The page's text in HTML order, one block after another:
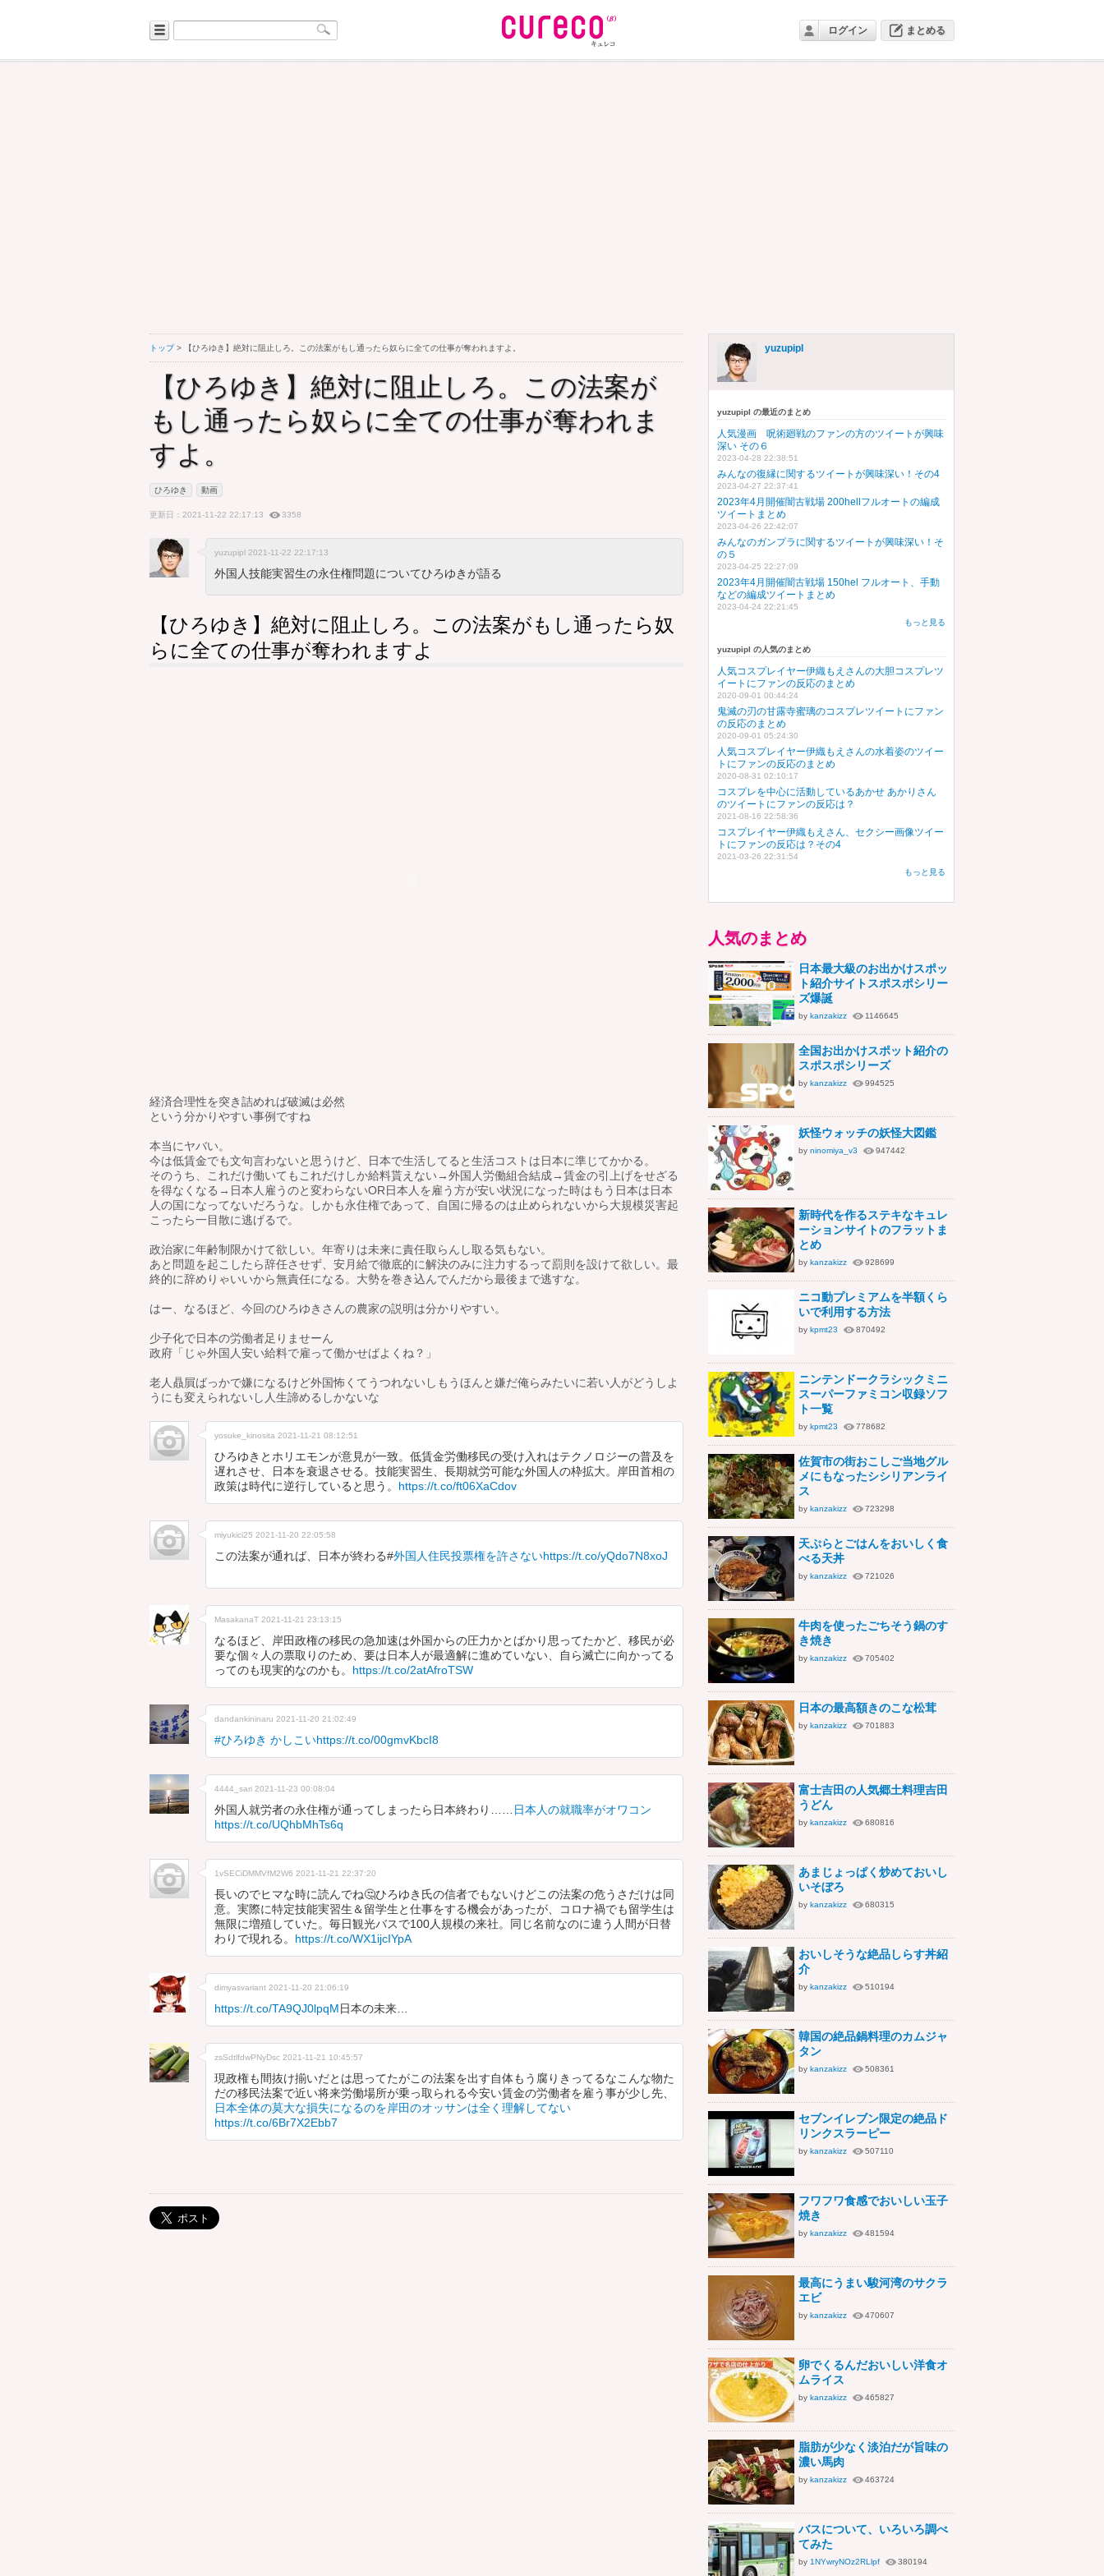
ログイン まとめる
トップ> 【ひろゆき】絶対に阻止しろ。この法案がもし通ったら奴らに全ての仕事が奪われますよ。
【ひろゆき】絶対に阻止しろ。この法案が
もし通ったら奴らに全ての仕事が奪われま
すよ。
ひろゆき 動画
更新日：2021-11-22 22:17:13 3358
yuzupipl 2021-11-22 22:17:13
外国人技能実習生の永住権問題についてひろゆきが語る
【ひろゆき】絶対に阻止しろ。この法案がもし通ったら奴
らに全ての仕事が奪われますよ
経済合理性を突き詰めれば破滅は必然
という分かりやすい事例ですね
本当にヤバい。
今は低賃金でも文句言わないと思うけど、日本で生活してると生活コストは日本に準じてかかる。
そのうち、これだけ働いてもこれだけしか給料貰えない→外国人労働組合結成→賃金の引上げをせざる
を得なくなる→日本人雇うのと変わらないOR日本人を雇う方が安い状況になった時はもう日本は日本
人の国になってないだろうな。しかも永住権であって、自国に帰るのは止められないから大規模災害起
こったら一目散に逃げるで。
政治家に年齢制限かけて欲しい。年寄りは未来に責任取らんし取る気もない。
あと問題を起こしたら辞任させず、安月給で徹底的に解決のみに注力するって罰則を設けて欲しい。最
終的に辞めりゃいいから無責任になる。大勢を巻き込んでんだから最後まで逃すな。
はー、なるほど、今回のひろゆきさんの農家の説明は分かりやすい。
少子化で日本の労働者足りませーん
政府「じゃ外国人安い給料で雇って働かせばよくね？」
老人贔屓ばっかで嫌になるけど外国怖くてうつれないしもうほんと嫌だ俺らみたいに若い人がどうしよ
うにも変えられないし人生諦めるしかないな
yosuke_kinosita 2021-11-21 08:12:51
ひろゆきとホリエモンが意見が一致。低賃金労働移民の受け入れはテクノロジーの普及を
遅れさせ、日本を衰退させる。技能実習生、長期就労可能な外国人の枠拡大。岸田首相の
政策は時代に逆行していると思う。 https://t.co/ft06XaCdov
miyukici25 2021-11-20 22:05:58
この法案が通れば、日本が終わる#外国人住民投票権を許さないhttps://t.co/yQdo7N8xoJ
MasakanaT 2021-11-21 23:13:15
なるほど、岸田政権の移民の急加速は外国からの圧力かとばかり思ってたかど、移民が必
要な個々人の票取りのため、要は日本人が最適解に進めていない、自ら滅亡に向かってる
ってのも現実的なのかも。 https://t.co/2atAfroTSW
dandankininaru 2021-11-20 21:02:49
#ひろゆき かしこいhttps://t.co/00gmvKbcI8
4444_sari 2021-11-23 00:08:04
外国人就労者の永住権が通ってしまったら日本終わり……
日本人の就職率がオワコン
https://t.co/UQhbMhTs6q
1vSECiDMMVfM2W6 2021-11-21 22:37:20
長いのでヒマな時に読んでね🤔ひろゆき氏の信者でもないけどこの法案の危うさだけは同
意。実際に特定技能実習生＆留学生と仕事をする機会があったが、コロナ禍でも留学生は
無限に増殖していた。毎日観光バスで100人規模の来社。同じ名前なのに違う人間が日替
わりで現れる。 https://t.co/WX1ijcIYpA
dimyasvariant 2021-11-20 21:06:19
https://t.co/TA9QJ0lpqM日本の未来…
zsSdtlfdwPNyDsc 2021-11-21 10:45:57
現政権も間抜け揃いだとは思ってたがこの法案を出す自体もう腐りきってるなこんな物た
だの移民法案で近い将来労働場所が乗っ取られる今安い賃金の労働者を雇う事が少し先、
日本全体の莫大な損失になるのを岸田のオッサンは全く理解してない
https://t.co/6Br7X2Ebb7
yuzupipl
yuzupipl の最近のまとめ
人気漫画 呪術廻戦のファンの方のツイートが興味
深い その６
2023-04-28 22:38:51
みんなの復縁に関するツイートが興味深い！その4
2023-04-27 22:37:41
2023年4月開催闇古戦場 200hellフルオートの編成
ツイートまとめ
2023-04-26 22:42:07
みんなのガンプラに関するツイートが興味深い！そ
の５
2023-04-25 22:27:09
2023年4月開催闇古戦場 150hel フルオート、手動
などの編成ツイートまとめ
2023-04-24 22:21:45
もっと見る
yuzupipl の人気のまとめ
人気コスプレイヤー伊織もえさんの大胆コスプレツ
イートにファンの反応のまとめ
2020-09-01 00:44:24
鬼滅の刃の甘露寺蜜璃のコスプレツイートにファン
の反応のまとめ
2020-09-01 05:24:30
人気コスプレイヤー伊織もえさんの水着姿のツイー
トにファンの反応のまとめ
2020-08-31 02:10:17
コスプレを中心に活動しているあかせ あかりさん
のツイートにファンの反応は？
2021-08-16 22:58:36
コスプレイヤー伊織もえさん、セクシー画像ツイー
トにファンの反応は？その4
2021-03-26 22:31:54
もっと見る
人気のまとめ
日本最大級のお出かけスポッ
ト紹介サイトスポスポシリー
ズ爆誕
by kanzakizz 1146645
全国お出かけスポット紹介の
スポスポシリーズ
by kanzakizz 994525
妖怪ウォッチの妖怪大図鑑
by ninomiya_v3 947442
新時代を作るステキなキュレ
ーションサイトのフラットま
とめ
by kanzakizz 928699
ニコ動プレミアムを半額くら
いで利用する方法
by kpmt23 870492
ニンテンドークラシックミニ
スーパーファミコン収録ソフ
ト一覧
by kpmt23 778682
佐賀市の街おこしご当地グル
メにもなったシシリアンライ
ス
by kanzakizz 723298
天ぷらとごはんをおいしく食
べる天丼
by kanzakizz 721026
牛肉を使ったごちそう鍋のす
き焼き
by kanzakizz 705402
日本の最高額きのこな松茸
by kanzakizz 701883
富士吉田の人気郷土料理吉田
うどん
by kanzakizz 680816
あまじょっぱく炒めておいし
いそぼろ
by kanzakizz 680315
おいしそうな絶品しらす丼紹
介
by kanzakizz 510194
韓国の絶品鍋料理のカムジャ
タン
by kanzakizz 508361
セブンイレブン限定の絶品ド
リンクスラーピー
by kanzakizz 507110
フワフワ食感でおいしい玉子
焼き
by kanzakizz 481594
最高にうまい駿河湾のサクラ
エビ
by kanzakizz 470607
卵でくるんだおいしい洋食オ
ムライス
by kanzakizz 465827
脂肪が少なく淡泊だが旨味の
濃い馬肉
by kanzakizz 463724
バスについて、いろいろ調べ
てみた
by 1NYwryNOz2RLlpf 380194